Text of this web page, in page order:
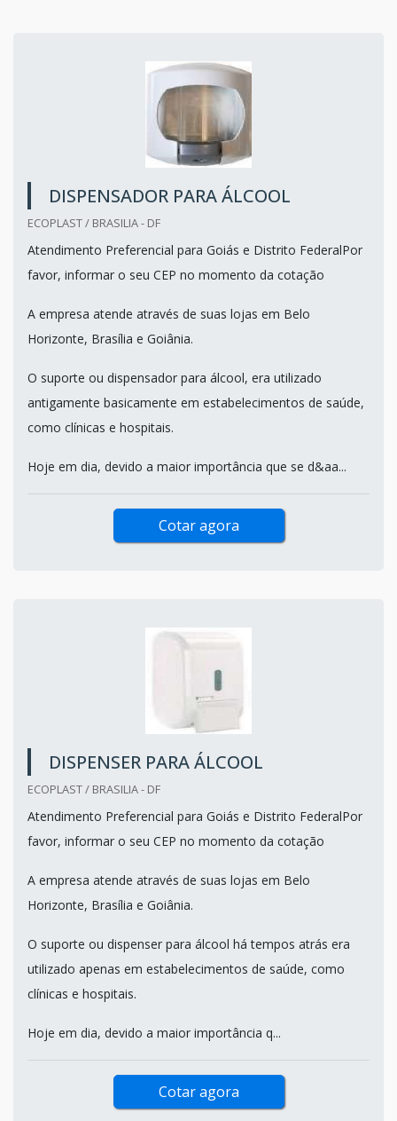
DISPENSADOR PARA ÁLCOOL
ECOPLAST / BRASILIA - DF
Atendimento Preferencial para Goiás e Distrito FederalPor
favor, informar o seu CEP no momento da cotação
A empresa atende através de suas lojas em Belo
Horizonte, Brasília e Goiânia.
O suporte ou dispensador para álcool, era utilizado
antigamente basicamente em estabelecimentos de saúde,
como clínicas e hospitais.
Hoje em dia, devido a maior importância que se d&aa...
Cotar agora
DISPENSER PARA ÁLCOOL
ECOPLAST / BRASILIA - DF
Atendimento Preferencial para Goiás e Distrito FederalPor
favor, informar o seu CEP no momento da cotação
A empresa atende através de suas lojas em Belo
Horizonte, Brasília e Goiânia.
O suporte ou dispenser para álcool há tempos atrás era
utilizado apenas em estabelecimentos de saúde, como
clínicas e hospitais.
Hoje em dia, devido a maior importância q...
Cotar agora